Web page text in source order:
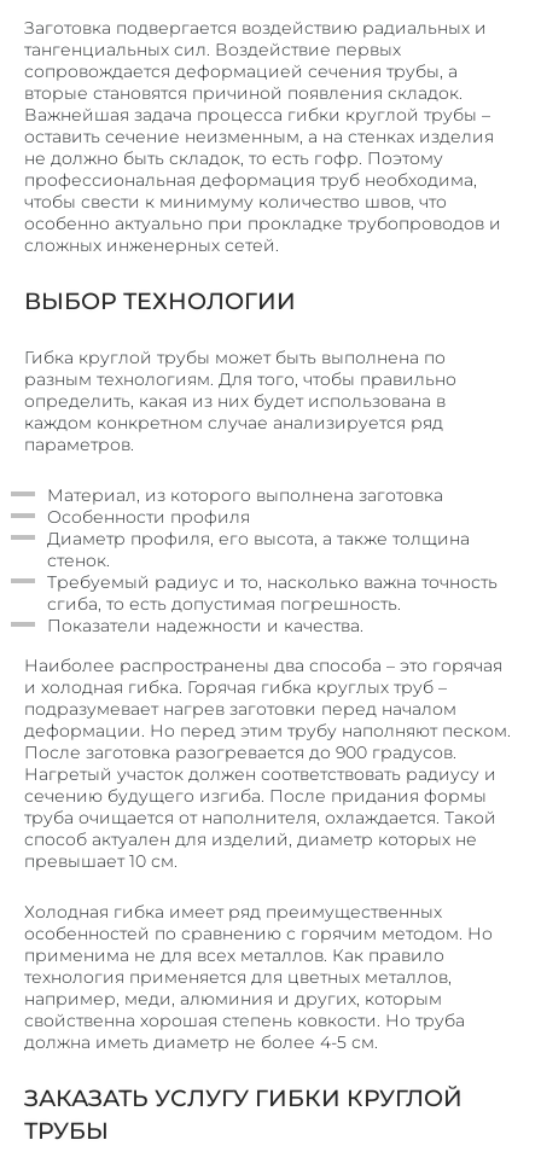
Заготовка подвергается воздействию радиальных и
тангенциальных сил. Воздействие первых
сопровождается деформацией сечения трубы, а
вторые становятся причиной появления складок.
Важнейшая задача процесса гибки круглой трубы –
оставить сечение неизменным, а на стенках изделия
не должно быть складок, то есть гофр. Поэтому
профессиональная деформация труб необходима,
чтобы свести к минимуму количество швов, что
особенно актуально при прокладке трубопроводов и
сложных инженерных сетей.
ВЫБОР ТЕХНОЛОГИИ
Гибка круглой трубы может быть выполнена по
разным технологиям. Для того, чтобы правильно
определить, какая из них будет использована в
каждом конкретном случае анализируется ряд
параметров.
Материал, из которого выполнена заготовка
Особенности профиля
Диаметр профиля, его высота, а также толщина
стенок.
Требуемый радиус и то, насколько важна точность
сгиба, то есть допустимая погрешность.
Показатели надежности и качества.
Наиболее распространены два способа – это горячая
и холодная гибка. Горячая гибка круглых труб –
подразумевает нагрев заготовки перед началом
деформации. Но перед этим трубу наполняют песком.
После заготовка разогревается до 900 градусов.
Нагретый участок должен соответствовать радиусу и
сечению будущего изгиба. После придания формы
труба очищается от наполнителя, охлаждается. Такой
способ актуален для изделий, диаметр которых не
превышает 10 см.
Холодная гибка имеет ряд преимущественных
особенностей по сравнению с горячим методом. Но
применима не для всех металлов. Как правило
технология применяется для цветных металлов,
например, меди, алюминия и других, которым
свойственна хорошая степень ковкости. Но труба
должна иметь диаметр не более 4-5 см.
ЗАКАЗАТЬ УСЛУГУ ГИБКИ КРУГЛОЙ
ТРУБЫ